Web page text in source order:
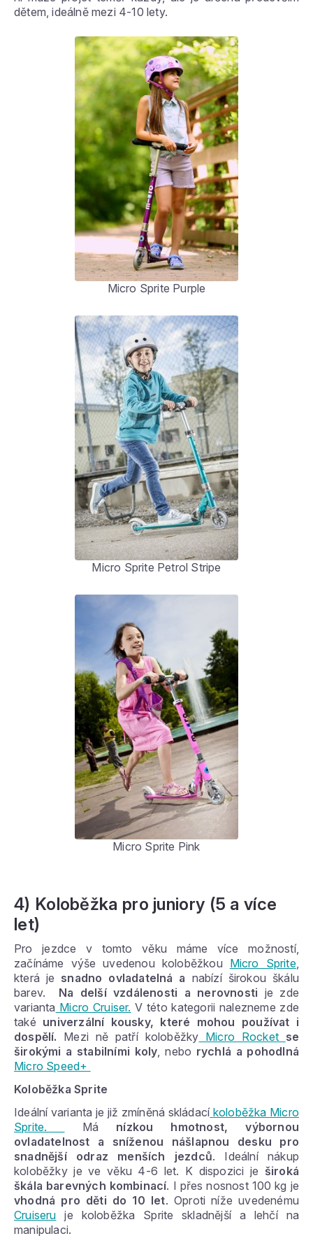
dětem, ideálně mezi 4-10 lety.
Micro Sprite Purple
Micro Sprite Petrol Stripe
Micro Sprite Pink
4) Koloběžka pro juniory (5 a více
let)
Pro jezdce v tomto věku máme více možností,
začínáme výše uvedenou koloběžkou Micro Sprite,
která je snadno ovladatelná a nabízí širokou škálu
barev. Na delší vzdálenosti a nerovnosti je zde
varianta Micro Cruiser. V této kategorii nalezneme zde
také univerzální kousky, které mohou používat i
dospělí. Mezi ně patří koloběžky Micro Rocket se
širokými a stabilními koly , nebo rychlá a pohodlná
Micro Speed+
Koloběžka Sprite
Ideální varianta je již zmíněná skládacíkoloběžka Micro
Sprite.
Má nízkou hmotnost, výbornou
ovladatelnost a sníženou nášlapnou desku pro
snadnější odraz menších jezdců. Ideální nákup
koloběžky je ve věku 4-6 let. K dispozici je široká
škála barevných kombinací. I přes nosnost 100 kg je
vhodná pro děti do 10 let. Oproti níže uvedenému
Cruiseru je koloběžka Sprite skladnější a lehčí na
manipulaci.